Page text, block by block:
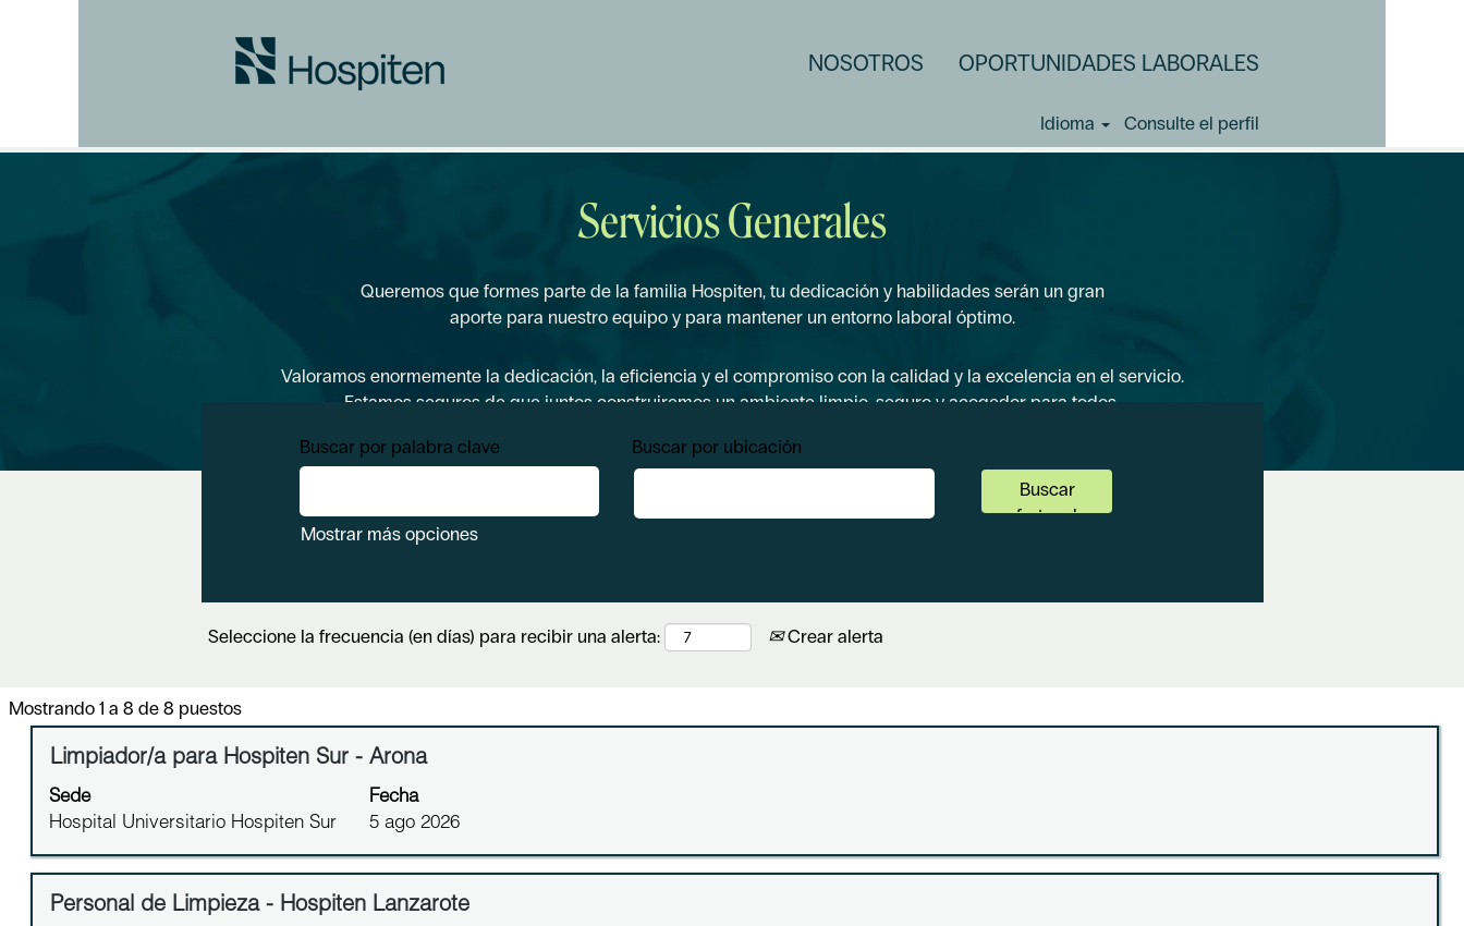
NOSOTROS OPORTUNIDADES LABORALES
Idioma Consulte el perfil
Servicios Generales
Queremos que formes parte de la familia Hospiten, tu dedicación y habilidades serán un gran
aporte para nuestro equipo y para mantener un entorno laboral óptimo.
Valoramos enormemente la dedicación, la eficiencia y el compromiso con la calidad y la excelencia en el servicio.
Estamos seguros de que juntos construiremos un ambiente limpio, seguro y acogedor para todos.
Buscar por palabra clave
Buscar por ubicación
Mostrar más opciones
Seleccione la frecuencia (en días) para recibir una alerta: Crear alerta
Mostrando 1 a 8 de 8 puestosResultados
de
búsqueda
"".
Mostrando
1
8
Título
Limpiador/a para Hospiten Sur - Arona
Sede
Hospital Universitario Hospiten Sur
Fecha
5 ago 2026
Utilice
la
barra
espaciadora
para
elTítulo
Personal de Limpieza - Hospiten Lanzarote
Utilice